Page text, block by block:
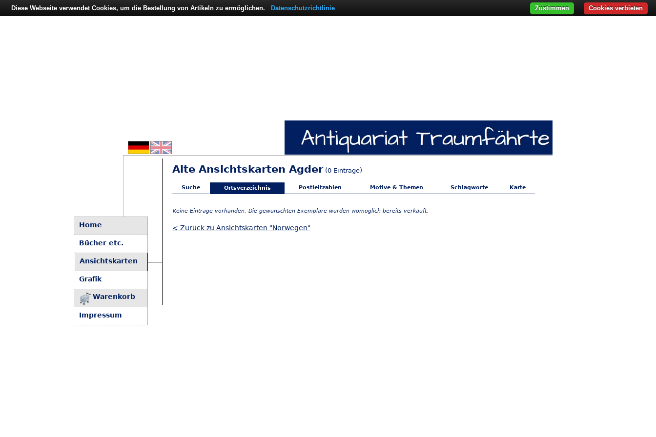
Home
Bücher etc.
Ansichtskarten
Grafik
Warenkorb
Impressum
Alte Ansichtskarten Agder(0 Einträge)
Suche Ortsverzeichnis Postleitzahlen Motive & Themen Schlagworte Karte
Keine Einträge vorhanden. Die gewünschten Exemplare wurden womöglich bereits verkauft.
< Zurück zu Ansichtskarten "Norwegen"
Diese Webseite verwendet Cookies, um die Bestellung von Artikeln zu ermöglichen. Datenschutzrichtlinie Cookies verbieten
Zustimmen